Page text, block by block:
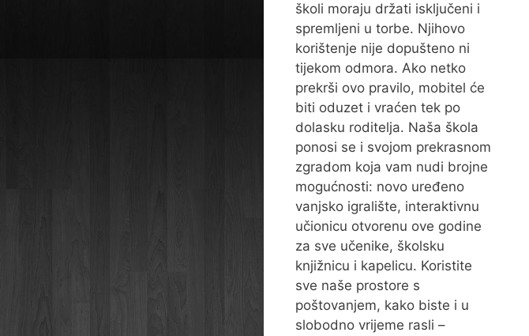
školi moraju držati isključeni i
spremljeni u torbe. Njihovo
korištenje nije dopušteno ni
tijekom odmora. Ako netko
prekrši ovo pravilo, mobitel će
biti oduzet i vraćen tek po
dolasku roditelja. Naša škola
ponosi se i svojom prekrasnom
zgradom koja vam nudi brojne
mogućnosti: novo uređeno
vanjsko igralište, interaktivnu
učionicu otvorenu ove godine
za sve učenike, školsku
knjižnicu i kapelicu. Koristite
sve naše prostore s
poštovanjem, kako biste i u
slobodno vrijeme rasli –